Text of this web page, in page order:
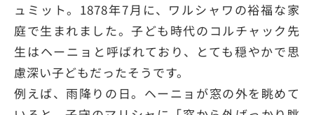
ュミット。1878年7月に、ワルシャワの裕福な家
庭で生まれました。子ども時代のコルチャック先
生はヘーニョと呼ばれており、とても穏やかで思
慮深い子どもだったそうです。
例えば、雨降りの日。ヘーニョが窓の外を眺めて